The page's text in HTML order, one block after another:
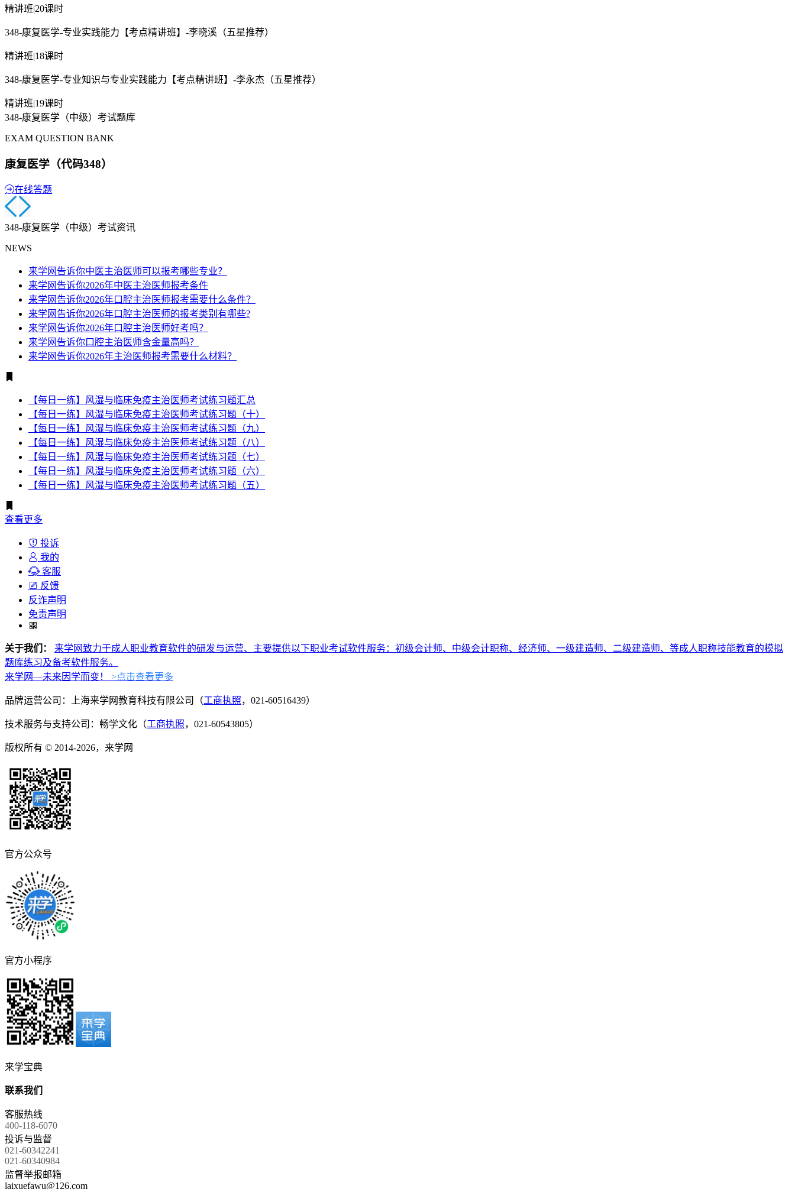
精讲班|20课时
348-康复医学-专业实践能力【考点精讲班】-李晓溪（五星推荐）
精讲班|18课时
348-康复医学-专业知识与专业实践能力【考点精讲班】-李永杰（五星推荐）
精讲班|19课时
348-康复医学（中级）考试题库
EXAM QUESTION BANK
康复医学（代码348）
在线答题
348-康复医学（中级）考试资讯
NEWS
来学网告诉你中医主治医师可以报考哪些专业？
来学网告诉你2026年中医主治医师报考条件
来学网告诉你2026年口腔主治医师报考需要什么条件？
来学网告诉你2026年口腔主治医师的报考类别有哪些?
来学网告诉你2026年口腔主治医师好考吗？
来学网告诉你口腔主治医师含金量高吗？
来学网告诉你2026年主治医师报考需要什么材料？
【每日一练】风湿与临床免疫主治医师考试练习题汇总
【每日一练】风湿与临床免疫主治医师考试练习题（十）
【每日一练】风湿与临床免疫主治医师考试练习题（九）
【每日一练】风湿与临床免疫主治医师考试练习题（八）
【每日一练】风湿与临床免疫主治医师考试练习题（七）
【每日一练】风湿与临床免疫主治医师考试练习题（六）
【每日一练】风湿与临床免疫主治医师考试练习题（五）
查看更多
投诉
我的
客服
反馈
反诈声明
免责声明
关于我们：
来学网致力于成人职业教育软件的研发与运营、主要提供以下职业考试软件服务：初级会计师、中级会计职称、经济师、一级建造师、二级建造师、等成人职称技能教育的模拟
题库练习及备考软件服务。
来学网—未来因学而变！
>点击查看更多
品牌运营公司：上海来学网教育科技有限公司（工商执照，021-60516439）
技术服务与支持公司：畅学文化（工商执照，021-60543805）
版权所有 © 2014-2026，来学网
官方公众号
官方小程序
来学宝典
联系我们
客服热线
400-118-6070
投诉与监督
021-60342241
021-60340984
监督举报邮箱
laixuefawu@126.com